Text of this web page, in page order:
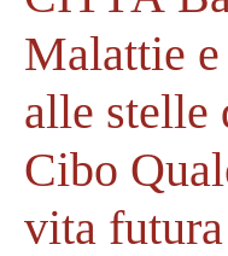
Malattie
alle stelle
Cibo
vita futura